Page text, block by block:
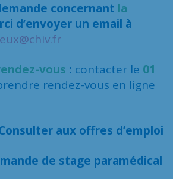
concernant la
d’envoyer un email à
vous : contacter le 01
rendez-vous en ligne
aux offres d’emploi
de stage paramédical